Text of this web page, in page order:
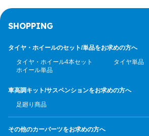
SHOPPING
タイヤ・ホイールのセット/単品をお求めの方へ
タイヤ・ホイール4本セット
タイヤ単品
ホイール単品
車高調キット/サスペンションをお求めの方へ
足廻り商品
その他のカーパーツをお求めの方へ